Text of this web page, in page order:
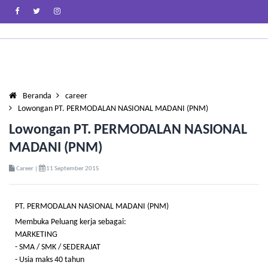
Beranda
career
Lowongan PT. PERMODALAN NASIONAL MADANI (PNM)
Lowongan PT. PERMODALAN NASIONAL
MADANI (PNM)
Career | 11 September 2015
PT. PERMODALAN NASIONAL MADANI (PNM)
Membuka Peluang kerja sebagai:
MARKETING
- SMA / SMK / SEDERAJAT
- Usia maks 40 tahun